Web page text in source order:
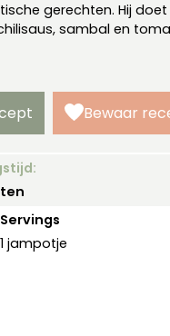
gerechten. Hij
sambal en
Bewaar
Servings
1 jampotje